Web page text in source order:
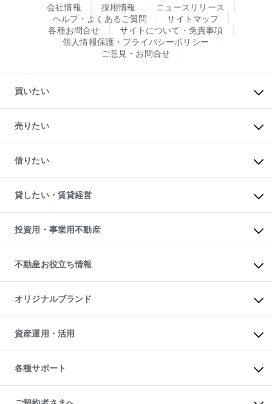
会社情報 採用情報
ニュースリリース
ヘルプ・よくあるご質問
サイトマップ
各種お問合せ
サイトについて・免責事項
個人情報保護・プライバシーポリシー
ご意見・お問合せ
買いたい
新築・分譲マンションの購入
中古マンションの購入
一戸建ての購入
中古一戸建ての購入
不動産購入の流れ
注目キーワード物件特集
購入ガイド
English 繁体中文簡体中文
売りたい
一戸建ての売却・査定
土地の売却・査定
スピードAI査定
不動産査定について
不動産売却の流れ
不動産買換えの流れ
売却ガイド
借りたい
オフィス・店舗の賃貸
借りるときの流れ
借りるガイド
貸したい・賃貸経営
マンション賃料データ
賃貸管理プラン
リロケーションについて
貸すガイド
投資用・事業用不動産
事業用不動産
マンション投資
投資用マンション
アパート経営
収益物件
ビル購入（ビル一棟）
投資用不動産の売却査定
事業用不動産の売却査定
不動産お役立ち情報
マンションライブラリー
人気マンションランキング
暮らしに役立つ不動産メディア
不動産相場・不動産価格情報
不動産コラム・ニュース
不動産用語集
不動産なんでもネット相談室
住まいの税金
オリジナルブランド
一棟リノベーションマンション
L`GENTE（ルジェンテ）
区分リノベーションマンション
投資用一棟レジデンスWELL
不動産小口投資
LEGACIA（レガシア）
資産運用・活用
不動産M&A
アセットマネジメント・出資
各種サポート
相続サポート